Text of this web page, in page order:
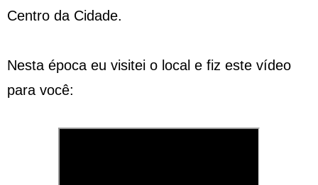
Centro da Cidade.
Nesta época eu visitei o local e fiz este vídeo
para você: